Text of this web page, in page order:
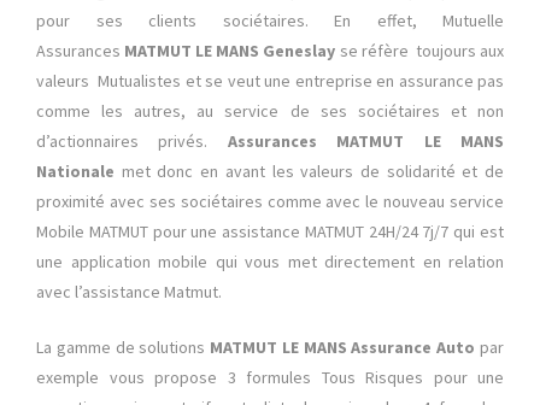
pour ses clients sociétaires. En effet, Mutuelle
Assurances MATMUT LE MANS Geneslay se réfère toujours aux
valeurs Mutualistes et se veut une entreprise en assurance pas
comme les autres, au service de ses sociétaires et non
d’actionnaires privés. Assurances MATMUT LE MANS
Nationale met donc en avant les valeurs de solidarité et de
proximité avec ses sociétaires comme avec le nouveau service
Mobile MATMUT pour une assistance MATMUT 24H/24 7j/7 qui est
une application mobile qui vous met directement en relation
avec l’assistance Matmut.
La gamme de solutions MATMUT LE MANS Assurance Auto par
exemple vous propose 3 formules Tous Risques pour une